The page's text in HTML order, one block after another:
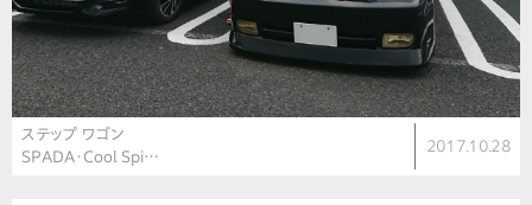
ステップ ワゴン
SPADA・Cool Spi…
2017.10.28